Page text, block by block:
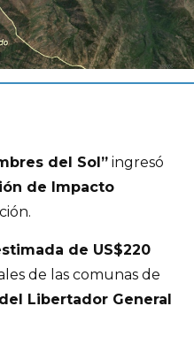
del Sol” ingresó
de Impacto
de US$220
de las comunas de
Libertador General